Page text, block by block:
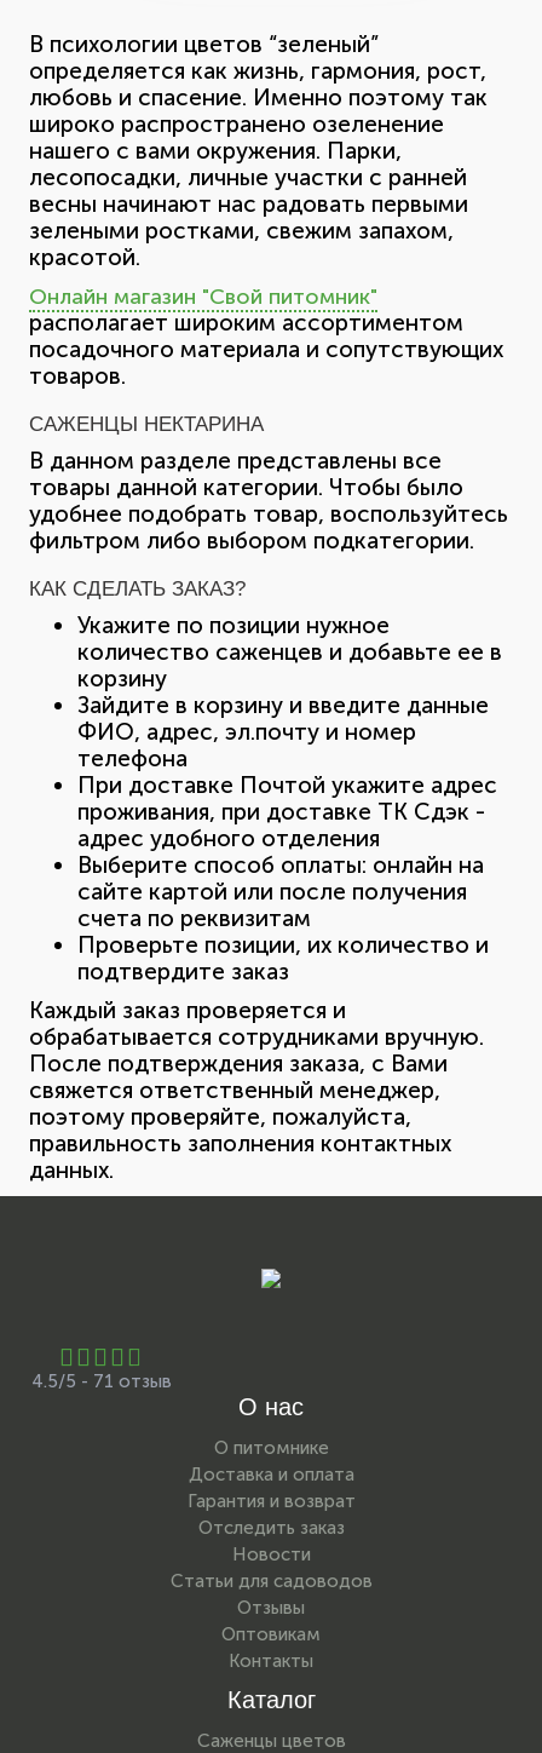
В психологии цветов “зеленый”
определяется как жизнь, гармония, рост,
любовь и спасение. Именно поэтому так
широко распространено озеленение
нашего с вами окружения. Парки,
лесопосадки, личные участки с ранней
весны начинают нас радовать первыми
зелеными ростками, свежим запахом,
красотой.
Онлайн магазин "Свой питомник"
располагает широким ассортиментом
посадочного материала и сопутствующих
товаров.
САЖЕНЦЫ НЕКТАРИНА
В данном разделе представлены все
товары данной категории. Чтобы было
удобнее подобрать товар, воспользуйтесь
фильтром либо выбором подкатегории.
КАК СДЕЛАТЬ ЗАКАЗ?
Укажите по позиции нужное
количество саженцев и добавьте ее в
корзину
Зайдите в корзину и введите данные
ФИО, адрес, эл.почту и номер
телефона
При доставке Почтой укажите адрес
проживания, при доставке ТК Сдэк -
адрес удобного отделения
Выберите способ оплаты: онлайн на
сайте картой или после получения
счета по реквизитам
Проверьте позиции, их количество и
подтвердите заказ
Каждый заказ проверяется и
обрабатывается сотрудниками вручную.
После подтверждения заказа, с Вами
свяжется ответственный менеджер,
поэтому проверяйте, пожалуйста,
правильность заполнения контактных
данных.
4.5/5 - 71 отзыв
О нас
О питомнике
Доставка и оплата
Гарантия и возврат
Отследить заказ
Новости
Статьи для садоводов
Отзывы
Оптовикам
Контакты
Каталог
Саженцы цветов